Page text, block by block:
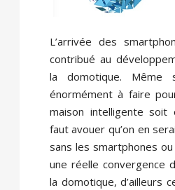
L’arrivée des
contribué au
la domotique.
énormément à faire
maison intelligente soit
faut avouer qu’on en
sans les smartphones
une réelle convergence
la domotique, d’ailleurs